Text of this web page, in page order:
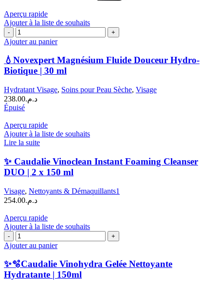
Aperçu rapide
Ajouter à la liste de souhaits
quantité
de
Novexpert
Magnésium
Fluide
Hydro-
Biotique
|
ml
Ajouter au panier
💧Novexpert Magnésium Fluide Douceur Hydro-
Biotique | 30 ml
Hydratant Visage, Soins pour Peau Sèche, Visage
د.م.238.00
Épuisé
Aperçu rapide
Ajouter à la liste de souhaits
Lire la suite
✨ Caudalie Vinoclean Instant Foaming Cleanser
DUO | 2 x 150 ml
Visage, Nettoyants & Démaquillants1
د.م.254.00
Aperçu rapide
Ajouter à la liste de souhaits
quantité
de
🫧
Caudalie
Vinohydra
Ajouter au panier
✨🫧Caudalie Vinohydra Gelée Nettoyante
Hydratante | 150ml